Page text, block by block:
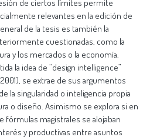
de ciertos límites permite
relevantes en la edición de
de la tesis es también la
cuestionadas, como la
y los mercados o la economía.
la idea de “design intelligence”
se extrae de sus argumentos
la singularidad o inteligencia propia
o diseño. Asimismo se explora si en
magistrales se alojaban
y productivas entre asuntos